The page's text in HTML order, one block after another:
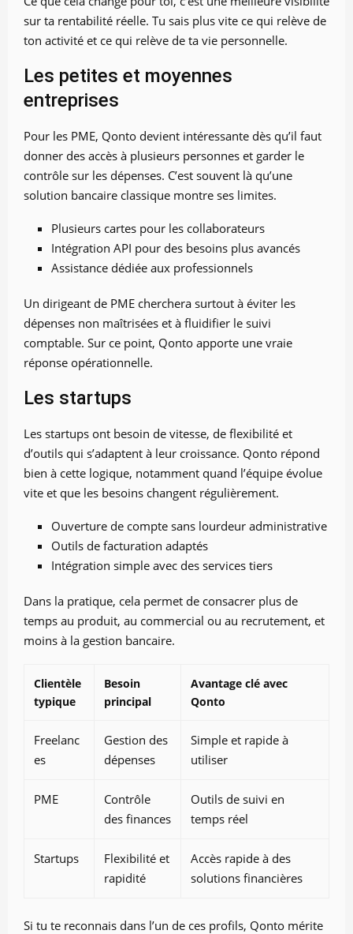
sur ta rentabilité réelle. Tu sais plus vite ce qui relève de
ton activité et ce qui relève de ta vie personnelle.
Les petites et moyennes
entreprises
Pour les PME, Qonto devient intéressante dès qu’il faut
donner des accès à plusieurs personnes et garder le
contrôle sur les dépenses. C’est souvent là qu’une
solution bancaire classique montre ses limites.
Plusieurs cartes pour les collaborateurs
Intégration API pour des besoins plus avancés
Assistance dédiée aux professionnels
Un dirigeant de PME cherchera surtout à éviter les
dépenses non maîtrisées et à fluidifier le suivi
comptable. Sur ce point, Qonto apporte une vraie
réponse opérationnelle.
Les startups
Les startups ont besoin de vitesse, de flexibilité et
d’outils qui s’adaptent à leur croissance. Qonto répond
bien à cette logique, notamment quand l’équipe évolue
vite et que les besoins changent régulièrement.
Ouverture de compte sans lourdeur administrative
Outils de facturation adaptés
Intégration simple avec des services tiers
Dans la pratique, cela permet de consacrer plus de
temps au produit, au commercial ou au recrutement, et
moins à la gestion bancaire.
Clientèle
typique
Besoin
principal
Avantage clé avec
Qonto
Freelanc
es
Gestion des
dépenses
Simple et rapide à
utiliser
PME
Contrôle
des finances
Outils de suivi en
temps réel
Startups
Flexibilité et
rapidité
Accès rapide à des
solutions financières
Si tu te reconnais dans l’un de ces profils, Qonto mérite